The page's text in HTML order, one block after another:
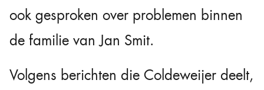
ook gesproken over problemen binnen
de familie van Jan Smit.
Volgens berichten die Coldeweijer deelt,